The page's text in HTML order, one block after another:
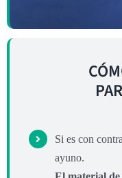
Si es con
ayuno.